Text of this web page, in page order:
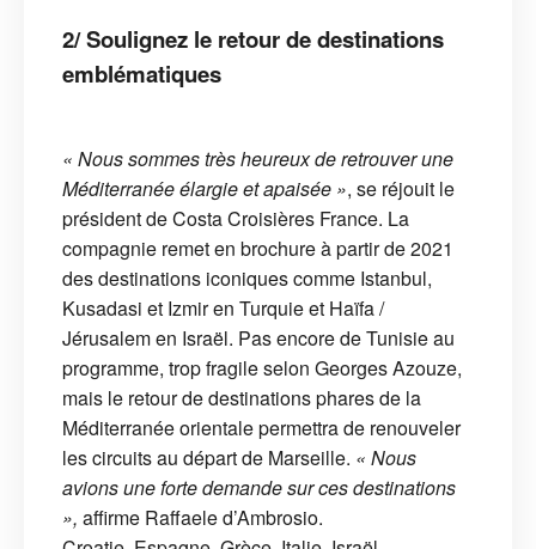
2/ Soulignez le retour de destinations
emblématiques
« Nous sommes très heureux de retrouver une
Méditerranée élargie et apaisée », se réjouit le
président de Costa Croisières France. La
compagnie remet en brochure à partir de 2021
des destinations iconiques comme Istanbul,
Kusadasi et Izmir en Turquie et Haïfa /
Jérusalem en Israël. Pas encore de Tunisie au
programme, trop fragile selon Georges Azouze,
mais le retour de destinations phares de la
Méditerranée orientale permettra de renouveler
les circuits au départ de Marseille. « Nous
avions une forte demande sur ces destinations
», affirme Raffaele d’Ambrosio.